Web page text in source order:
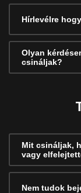
Hírlevélre
Olyan
csináljak?
Mit csináljak,
vagy
Nem tudok